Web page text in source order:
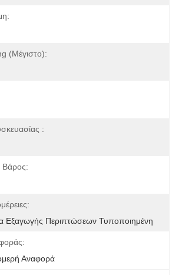
(μέγιστο):
:
Βάρος:
Εξαγωγής Περιπτώσεων Τυποποιημένη
Αναφορά